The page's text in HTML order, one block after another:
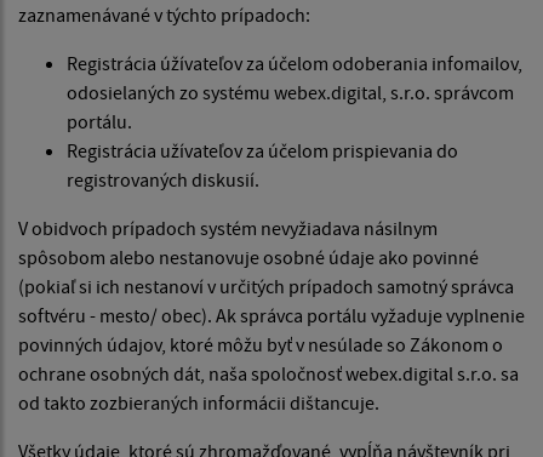
zaznamenávané v týchto prípadoch:
Registrácia úžívateľov za účelom odoberania infomailov,
odosielaných zo systému webex.digital, s.r.o. správcom
portálu.
Registrácia užívateľov za účelom prispievania do
registrovaných diskusií.
V obidvoch prípadoch systém nevyžiadava násilnym
spôsobom alebo nestanovuje osobné údaje ako povinné
(pokiaľ si ich nestanoví v určitých prípadoch samotný správca
softvéru - mesto/ obec). Ak správca portálu vyžaduje vyplnenie
povinných údajov, ktoré môžu byť v nesúlade so Zákonom o
ochrane osobných dát, naša spoločnosť webex.digital s.r.o. sa
od takto zozbieraných informácii dištancuje.
Všetky údaje, ktoré sú zhromažďované, vypĺňa návštevník pri